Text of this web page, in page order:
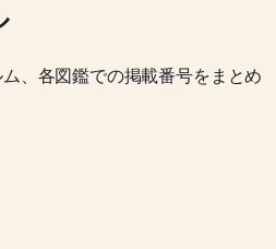
、各図鑑での掲載番号をまとめ